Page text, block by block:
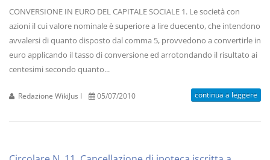
CONVERSIONE IN EURO DEL CAPITALE SOCIALE 1. Le società con
azioni il cui valore nominale è superiore a lire duecento, che intendono
avvalersi di quanto disposto dal comma 5, provvedono a convertirle in
euro applicando il tasso di conversione ed arrotondando il risultato ai
centesimi secondo quanto...
Redazione WikiJus I 05/07/2010 continua a leggere